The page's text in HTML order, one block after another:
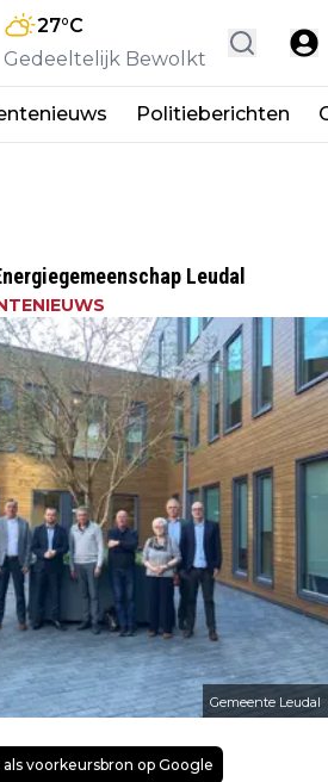
27°C
Gedeeltelijk Bewolkt
Politieberichten
Leudal
Gemeente Leudal
voorkeursbron op Google